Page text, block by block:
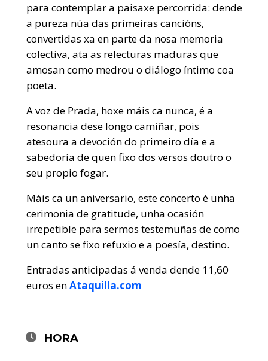
para contemplar a paisaxe percorrida: dende
a pureza núa das primeiras cancións,
convertidas xa en parte da nosa memoria
colectiva, ata as relecturas maduras que
amosan como medrou o diálogo íntimo coa
poeta.
A voz de Prada, hoxe máis ca nunca, é a
resonancia dese longo camiñar, pois
atesoura a devoción do primeiro día e a
sabedoría de quen fixo dos versos doutro o
seu propio fogar.
Máis ca un aniversario, este concerto é unha
cerimonia de gratitude, unha ocasión
irrepetible para sermos testemuñas de como
un canto se fixo refuxio e a poesía, destino.
Entradas anticipadas á venda dende 11,60
euros enAtaquilla.com
HORA